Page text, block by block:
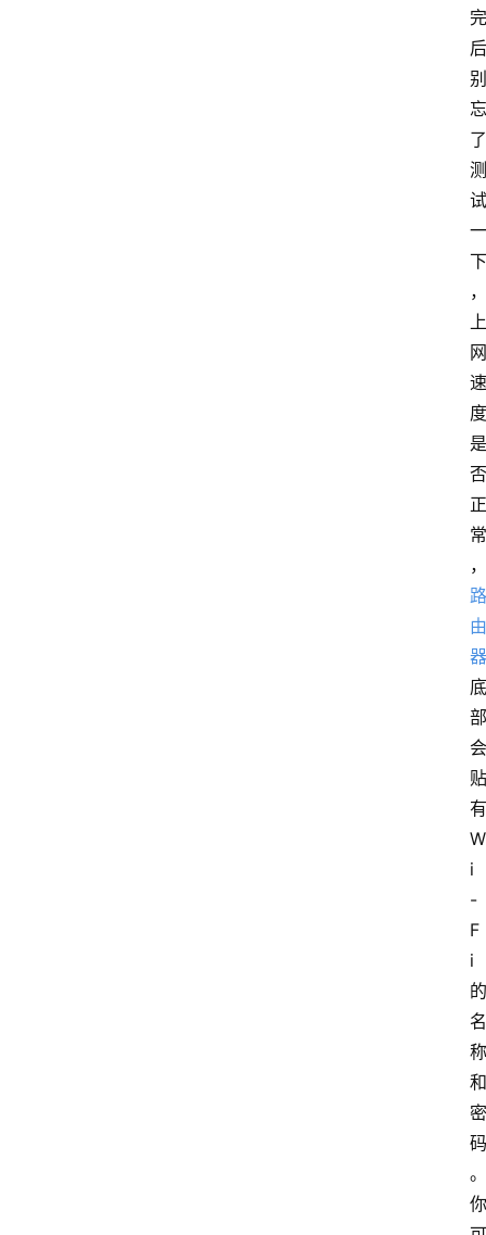
完
后
别
忘
了
测
试
一
下
，
上
网
速
度
是
否
正
常
，
路
由
器
底
部
会
贴
有
W
i
-
F
i
的
名
称
和
密
码
。
你